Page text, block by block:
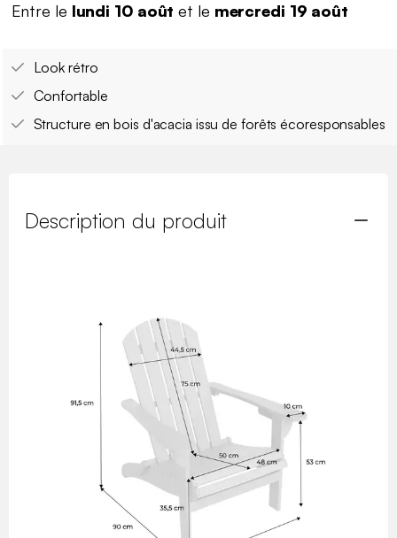
Entre le lundi 10 août et le mercredi 19 août
Look rétro
Confortable
Structure en bois d'acacia issu de forêts écoresponsables
Description du produit